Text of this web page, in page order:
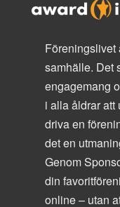
Föreningslivet
samhälle. Det
engagemang
i alla åldrar att
driva en
det en
Genom
din
online – utan